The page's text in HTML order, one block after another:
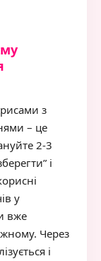
з
– це
2-3
і
у
вже
Через
і